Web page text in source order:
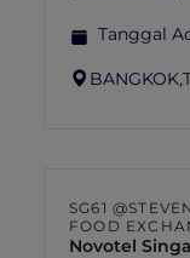
Tanggal
BANGKOK,
SG61
FOOD
Novotel